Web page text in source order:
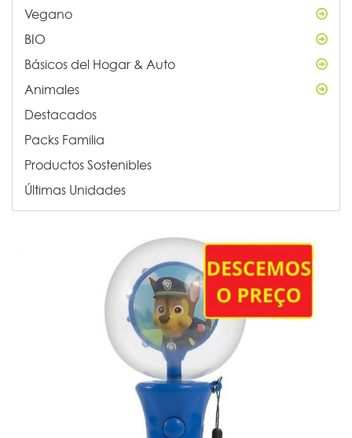
Vegano
BIO
Básicos del Hogar & Auto
Animales
Destacados
Packs Familia
Productos Sostenibles
Últimas Unidades